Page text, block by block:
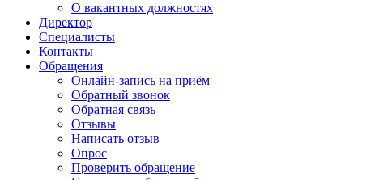
О вакантных должностях
Директор
Специалисты
Контакты
Обращения
Онлайн-запись на приём
Обратный звонок
Обратная связь
Отзывы
Написать отзыв
Опрос
Проверить обращение